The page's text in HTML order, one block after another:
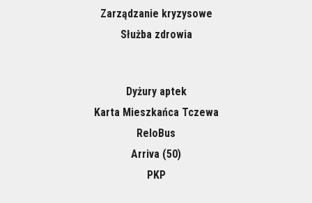
Zarządzanie kryzysowe
Służba zdrowia
Dyżury aptek
Karta Mieszkańca Tczewa
ReloBus
Arriva (50)
PKP